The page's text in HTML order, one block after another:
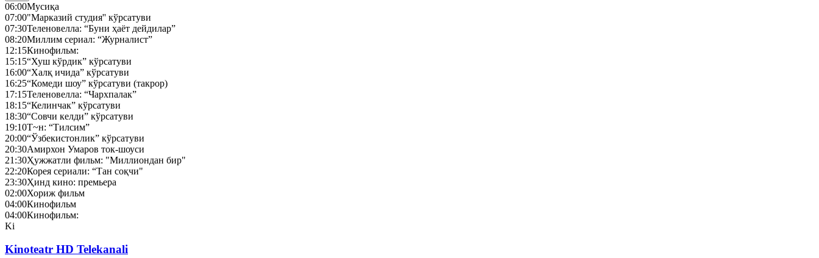
06:00Мусиқа
07:00"Марказий студия'' кўрсатуви
07:30Теленовелла: “Буни ҳаёт дейдилар”
08:20Миллим сериал: “Журналист”
12:15Кинофильм:
15:15“Хуш кўрдик” кўрсатуви
16:00“Халқ ичида” кўрсатуви
16:25“Комеди шоу” кўрсатуви (такрор)
17:15Теленовелла: “Чархпалак”
18:15“Келинчак” кўрсатуви
18:30“Совчи келди” кўрсатуви
19:10Т~н: “Тилсим”
20:00“Ўзбекистонлик” кўрсатуви
20:30Амирхон Умаров ток-шоуси
21:30Ҳужжатли фильм: "Миллиондан бир"
22:20Корея сериали: “Тан соқчи"
23:30Ҳинд кино: премьера
02:00Хориж фильм
04:00Кинофильм
04:00Кинофильм:
Ki
Kinoteatr HD Telekanali